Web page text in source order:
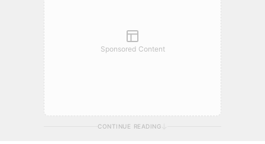
Sponsored Content
CONTINUE READING